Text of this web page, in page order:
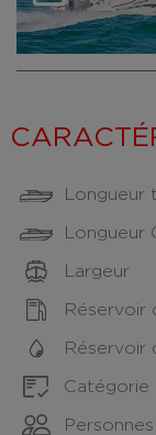
Longueur
Longueur
Largeur
Réservoir
Réservoir
Catégorie
Personnes